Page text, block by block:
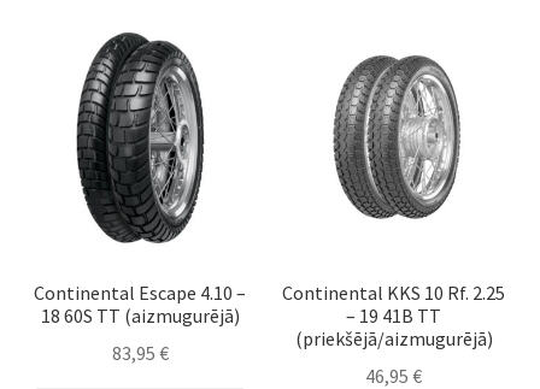
Continental Escape 4.10 –
18 60S TT (aizmugurējā)
83,95 €
Continental KKS 10 Rf. 2.25
– 19 41B TT
(priekšējā/aizmugurējā)
46,95€